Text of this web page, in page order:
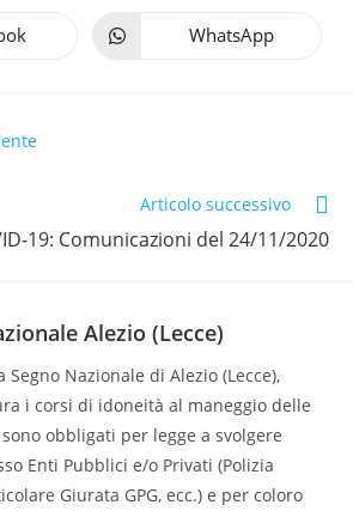
WhatsApp
Articolo successivo
19: Comunicazioni del 24/11/2020
Alezio (Lecce)
Segno Nazionale di Alezio (Lecce),
i corsi di idoneità al maneggio delle
obbligati per legge a svolgere
Enti Pubblici e/o Privati (Polizia
Giurata GPG, ecc.) e per coloro